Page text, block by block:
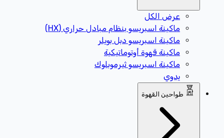
عرض الكل
ماكينة اسبريسو بنظام مبادل حراري (HX)
ماكينة اسبريسو دبل بويلر
ماكينة قهوة أوتوماتيكية
ماكينة اسبريسو ثيرموبلوك
يدوي
طواحين القهوة